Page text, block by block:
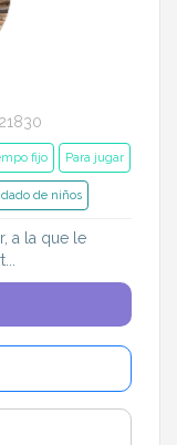
fijo Para jugar
de niños
a la que le